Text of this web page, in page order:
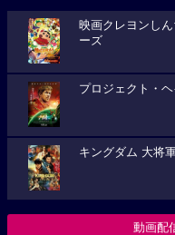
映画クレヨンし
ーズ
プロジェクト・
キングダム 大将
動画配